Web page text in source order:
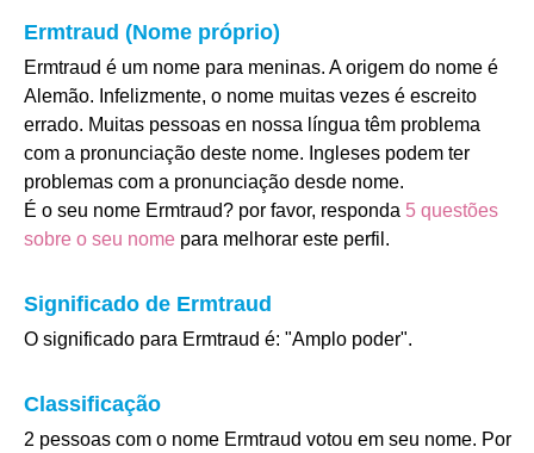
Ermtraud (Nome próprio)
Ermtraud é um nome para meninas. A origem do nome é
Alemão. Infelizmente, o nome muitas vezes é escreito
errado. Muitas pessoas en nossa língua têm problema
com a pronunciação deste nome. Ingleses podem ter
problemas com a pronunciação desde nome.
É o seu nome Ermtraud? por favor, responda 5 questões
sobre o seu nome para melhorar este perfil.
Significado de Ermtraud
O significado para Ermtraud é: "Amplo poder".
Classificação
2 pessoas com o nome Ermtraud votou em seu nome. Por